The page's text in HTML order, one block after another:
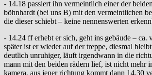
- 14.18 passiert ihn vermeintlich einer der
böhnhardt (bei uns B) mit den vermeintlichen
die dieser schiebt – keine nennenswerten
- 14.24 ff erhebt er sich, geht ins gebäude – ca.
später ist er wieder auf der treppe, diesmal
deutlich unruhiger, läuft irgendwann in die
mann mit den beiden rädern lief, ist nicht mehr
kamera, aus jener richtung kommt dann 14.30